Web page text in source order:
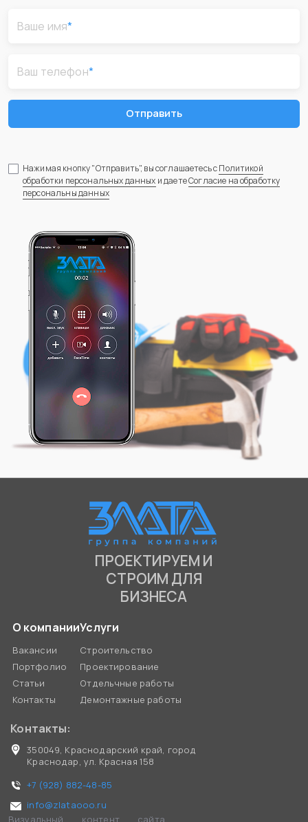
Ваше имя*
Ваш телефон*
Отправить
Нажимая кнопку "Отправить", вы соглашаетесь сПолитикой
обработки персональных данных и даетеСогласие на обработку
персональны данных
ПРОЕКТИРУЕМ И
СТРОИМ ДЛЯ
БИЗНЕСА
О компании
Вакансии
Портфолио
Статьи
Контакты
Услуги
Строительство
Проектирование
Отдельчные работы
Демонтажные работы
Контакты:
350049, Краснодарский край, город
Краснодар, ул. Красная 158
+7 (928) 882-48-85
info@zlataooo.ru
Визуальный контент сайта